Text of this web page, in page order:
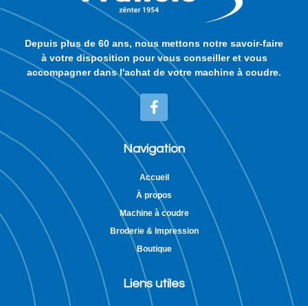
Depuis plus de 60 ans, nous mettons notre savoir-faire
à votre disposition pour vous conseiller et vous
accompagner dans l'achat de votre machine à coudre.
Navigation
Accueil
À propos
Machine à coudre
Broderie & Impression
Boutique
Liens utiles